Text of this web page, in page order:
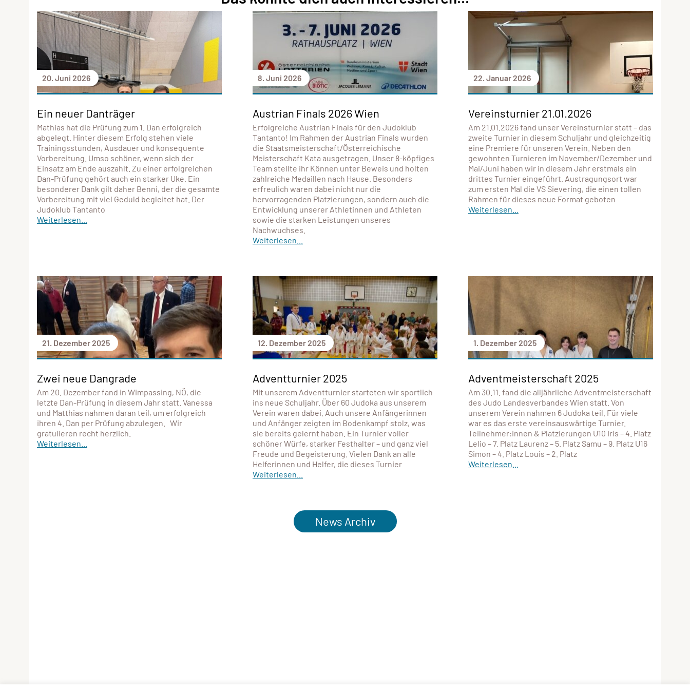
20. Juni 2026
Ein neuer Danträger
Mathias hat die Prüfung zum 1. Dan erfolgreich
abgelegt. Hinter diesem Erfolg stehen viele
Trainingsstunden, Ausdauer und konsequente
Vorbereitung. Umso schöner, wenn sich der
Einsatz am Ende auszahlt. Zu einer erfolgreichen
Dan-Prüfung gehört auch ein starker Uke. Ein
besonderer Dank gilt daher Benni, der die gesamte
Vorbereitung mit viel Geduld begleitet hat. Der
Judoklub Tantanto
Weiterlesen...
8. Juni 2026
Austrian Finals 2026 Wien
Erfolgreiche Austrian Finals für den Judoklub
Tantanto! Im Rahmen der Austrian Finals wurden
die Staatsmeisterschaft/Österreichische
Meisterschaft Kata ausgetragen. Unser 8-köpfiges
Team stellte ihr Können unter Beweis und holten
zahlreiche Medaillen nach Hause. Besonders
erfreulich waren dabei nicht nur die
hervorragenden Platzierungen, sondern auch die
Entwicklung unserer Athletinnen und Athleten
sowie die starken Leistungen unseres
Nachwuchses.
Weiterlesen...
22. Januar 2026
Vereinsturnier 21.01.2026
Am 21.01.2026 fand unser Vereinsturnier statt – das
zweite Turnier in diesem Schuljahr und gleichzeitig
eine Premiere für unseren Verein. Neben den
gewohnten Turnieren im November/Dezember und
Mai/Juni haben wir in diesem Jahr erstmals ein
drittes Turnier eingeführt. Austragungsort war
zum ersten Mal die VS Sievering, die einen tollen
Rahmen für dieses neue Format geboten
Weiterlesen...
21. Dezember 2025
Zwei neue Dangrade
Am 20. Dezember fand in Wimpassing, NÖ, die
letzte Dan-Prüfung in diesem Jahr statt. Vanessa
und Matthias nahmen daran teil, um erfolgreich
ihren 4. Dan per Prüfung abzulegen. Wir
gratulieren recht herzlich.
Weiterlesen...
12. Dezember 2025
Adventturnier 2025
Mit unserem Adventturnier starteten wir sportlich
ins neue Schuljahr. Über 60 Judoka aus unserem
Verein waren dabei. Auch unsere Anfängerinnen
und Anfänger zeigten im Bodenkampf stolz, was
sie bereits gelernt haben. Ein Turnier voller
schöner Würfe, starker Festhalter – und ganz viel
Freude und Begeisterung. Vielen Dank an alle
Helferinnen und Helfer, die dieses Turnier
Weiterlesen...
1. Dezember 2025
Adventmeisterschaft 2025
Am 30.11. fand die alljährliche Adventmeisterschaft
des Judo Landesverbandes Wien statt. Von
unserem Verein nahmen 6 Judoka teil. Für viele
war es das erste vereinsauswärtige Turnier.
Teilnehmer:innen & Platzierungen U10 Iris – 4. Platz
Lelio – 7. Platz Laurenz – 5. Platz Samu – 9. Platz U16
Simon – 4. Platz Louis – 2. Platz
Weiterlesen...
News Archiv